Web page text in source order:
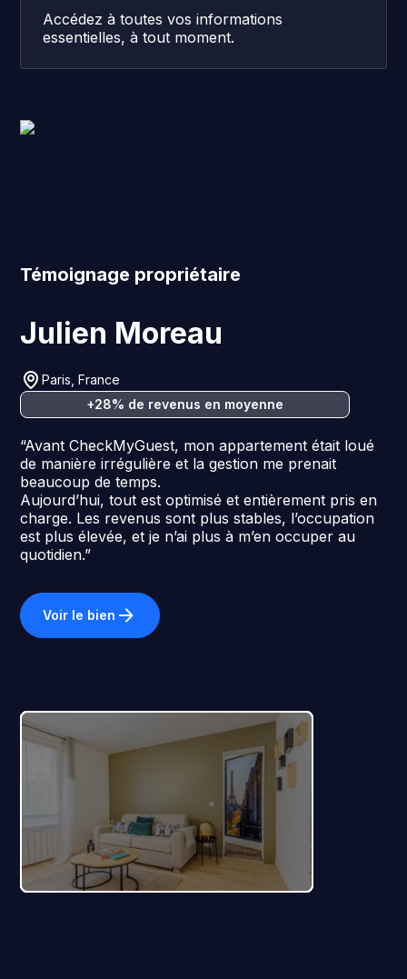
Accédez à toutes vos informations
essentielles, à tout moment.
Témoignage propriétaire
Julien Moreau
Paris, France
+28% de revenus en moyenne
“Avant CheckMyGuest, mon appartement était loué
de manière irrégulière et la gestion me prenait
beaucoup de temps.
Aujourd’hui, tout est optimisé et entièrement pris en
charge. Les revenus sont plus stables, l’occupation
est plus élevée, et je n’ai plus à m’en occuper au
quotidien.”
Voir le bien